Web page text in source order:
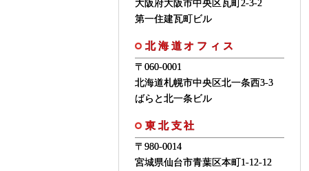
大阪府大阪市中央区瓦町2-3-2
第一住建瓦町ビル
北海道オフィス
〒060-0001
北海道札幌市中央区北一条西3-3
ばらと北一条ビル
東北支社
〒980-0014
宮城県仙台市青葉区本町1-12-12